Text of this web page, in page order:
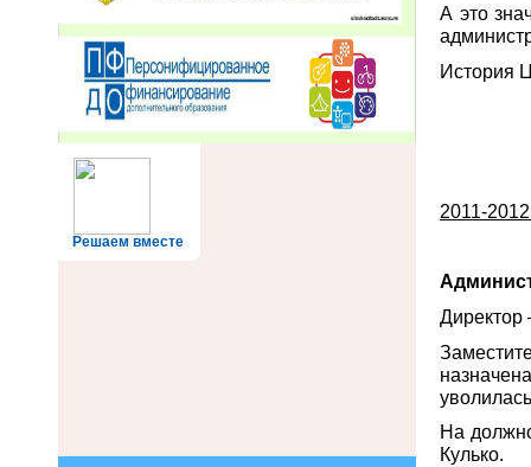
Решаем вместе
А это
История
2011-
На
Кулько.